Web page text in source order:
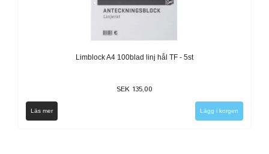
Limblock A4 100blad linj hål TF - 5st
SEK 135,00
Läs mer